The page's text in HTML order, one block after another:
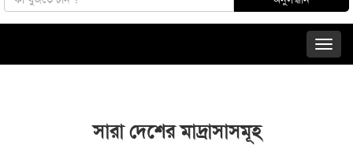
সারা দেশের মাদ্রাসাসমূহ